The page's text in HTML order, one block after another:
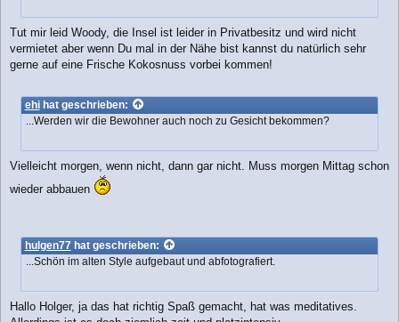
g
Tut mir leid Woody, die Insel ist leider in Privatbesitz und wird nicht
vermietet aber wenn Du mal in der Nähe bist kannst du natürlich sehr
gerne auf eine Frische Kokosnuss vorbei kommen!
ehihat geschrieben:
...Werden wir die Bewohner auch noch zu Gesicht bekommen?
Vielleicht morgen, wenn nicht, dann gar nicht. Muss morgen Mittag schon
wieder abbauen
hulgen77hat geschrieben:
...Schön im alten Style aufgebaut und abfotografiert.
Hallo Holger, ja das hat richtig Spaß gemacht, hat was meditatives.